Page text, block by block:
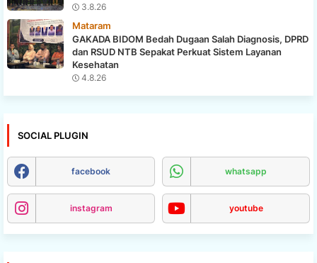
3.8.26
Mataram
GAKADA BIDOM Bedah Dugaan Salah Diagnosis, DPRD
dan RSUD NTB Sepakat Perkuat Sistem Layanan
Kesehatan
4.8.26
SOCIAL PLUGIN
facebook whatsapp
instagram youtube